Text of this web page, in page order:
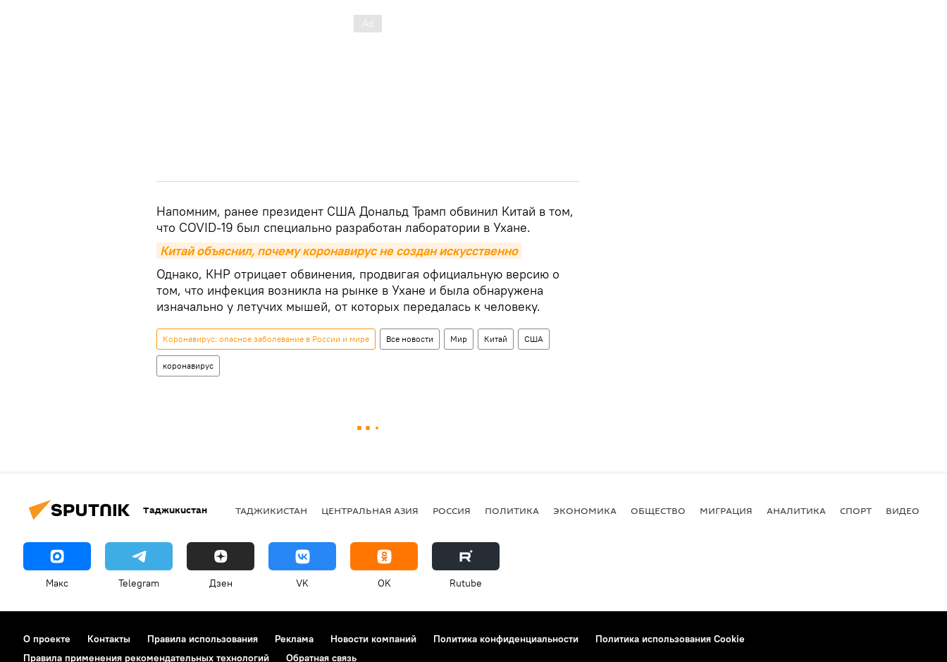
Напомним, ранее президент США Дональд Трамп обвинил Китай в том,
что COVID-19 был специально разработан лаборатории в Ухане.
Китай объяснил, почему коронавирус не создан искусственно
Однако, КНР отрицает обвинения, продвигая официальную версию о
том, что инфекция возникла на рынке в Ухане и была обнаружена
изначально у летучих мышей, от которых передалась к человеку.
Коронавирус: опасное заболевание в России и мире Все новости Мир Китай США
коронавирус
Таджикистан ТАДЖИКИСТАН ЦЕНТРАЛЬНАЯ АЗИЯ РОССИЯ ПОЛИТИКА ЭКОНОМИКА ОБЩЕСТВО МИГРАЦИЯ АНАЛИТИКА СПОРТ ВИДЕО
Макс Telegram Дзен VK OK Rutube
О проекте Контакты Правила использования Реклама Новости компаний Политика конфиденциальности
Политика использования Cookie
Правила применения рекомендательных технологий
Обратная связь